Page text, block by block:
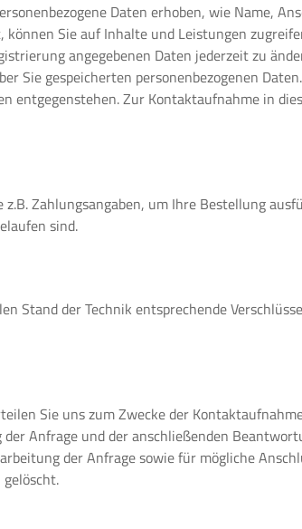
Daten erhoben, wie Name,
Sie auf Inhalte und Leistungen
angegebenen Daten jederzeit zu
gespeicherten personenbezogenen
entgegenstehen. Zur Kontaktaufnahme in
Zahlungsangaben, um Ihre Bestellung
sind.
der Technik entsprechende
Sie uns zum Zwecke der
Anfrage und der anschließenden
der Anfrage sowie für mögliche